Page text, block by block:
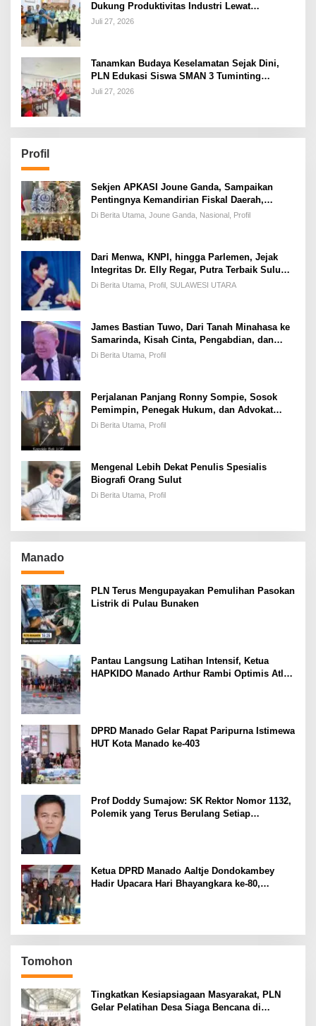
Dukung Produktivitas Industri Lewat
Penambahan Daya PT J Resources Bolaang
Juli 27, 2026
Tanamkan Budaya Keselamatan Sejak Dini,
PLN Edukasi Siswa SMAN 3 Tuminting
Manado Soal Bahaya Listrik
Juli 27, 2026
Profil
Sekjen APKASI Joune Ganda, Sampaikan
Pentingnya Kemandirian Fiskal Daerah,
Dihadapan Pimpinan DPR-RI
Di Berita Utama, Joune Ganda, Nasional, Profil
Dari Menwa, KNPI, hingga Parlemen, Jejak
Integritas Dr. Elly Regar, Putra Terbaik Suluun
yang Disegani Lintas Generasi
Di Berita Utama, Profil, SULAWESI UTARA
James Bastian Tuwo, Dari Tanah Minahasa ke
Samarinda, Kisah Cinta, Pengabdian, dan
Kesuksesan
Di Berita Utama, Profil
Perjalanan Panjang Ronny Sompie, Sosok
Pemimpin, Penegak Hukum, dan Advokat
Keadilan
Di Berita Utama, Profil
Mengenal Lebih Dekat Penulis Spesialis
Biografi Orang Sulut
Di Berita Utama, Profil
Manado
PLN Terus Mengupayakan Pemulihan Pasokan
Listrik di Pulau Bunaken
Pantau Langsung Latihan Intensif, Ketua
HAPKIDO Manado Arthur Rambi Optimis Atlet
DPRD Manado Gelar Rapat Paripurna Istimewa
HUT Kota Manado ke-403
Prof Doddy Sumajow: SK Rektor Nomor 1132,
Polemik yang Terus Berulang Setiap
Ketua DPRD Manado Aaltje Dondokambey
Hadir Upacara Hari Bhayangkara ke-80,
Tomohon
Tingkatkan Kesiapsiagaan Masyarakat, PLN
Gelar Pelatihan Desa Siaga Bencana di